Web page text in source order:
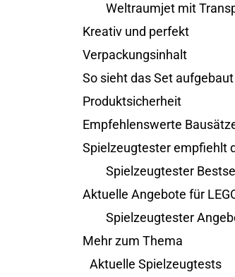
Weltraumjet mit
Kreativ und perfekt
Verpackungsinhalt
So sieht das Set
Produktsicherheit
Empfehlenswerte
Spielzeugtester empfiehlt
Spielzeugtester
Aktuelle Angebote für
Spielzeugtester
Mehr zum Thema
Aktuelle Spielzeugtests